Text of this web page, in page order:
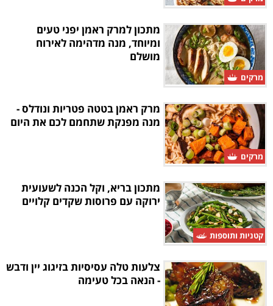
מרקים
מתכון למרק ראמן יפני טעים
ומיוחד, מנה מדהימה לאירוח
מושלם
מרקים
מרק ראמן בטטה פטריות ונודלס -
מנה מפנקת שתחמם לכם את היום
קטניות ותוספות
מתכון בריא, וקל הכנה לשעועית
ירוקה עם פרוסות שקדים קלויים
צלעות טלה עסיסיות בזיגוג יין ודבש
- הנאה בכל טעימה